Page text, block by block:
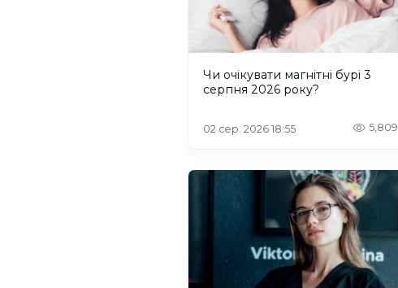
Чи очікувати магнітні бурі 3
серпня 2026 року?
02 сер. 2026 18:55 5,809